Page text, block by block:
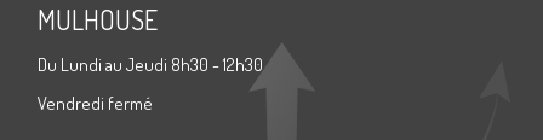
MULHOUSE
Du Lundi au Jeudi 8h30 - 12h30
Vendredi fermé